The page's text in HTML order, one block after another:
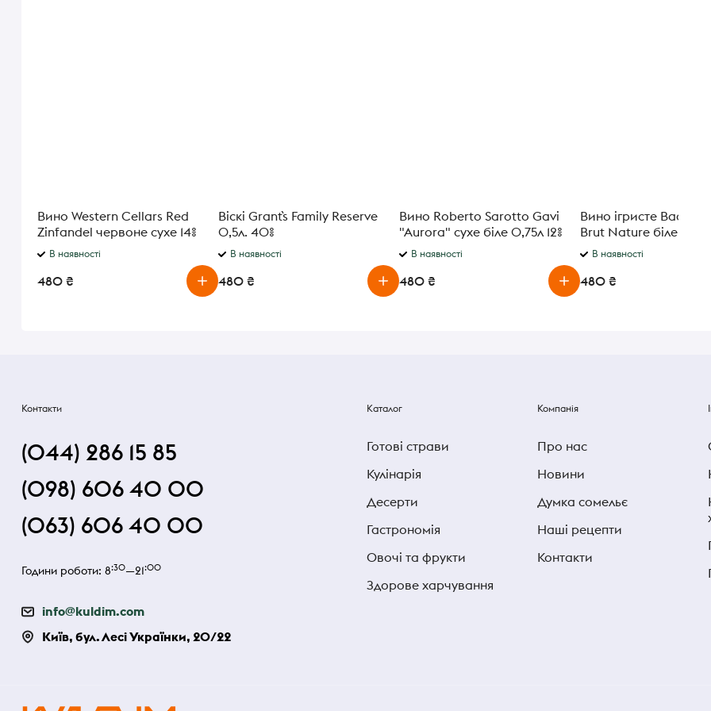
Вино Western Cellars Red
Zinfandel червоне сухе 14%
0,75л
В наявності
480 ₴
Віскі Grant`s Family Reserve
0,5л. 40%
В наявності
480 ₴
Вино Roberto Sarottо Gavi
"Aurora" сухе біле 0,75л 12%
В наявності
480 ₴
Вино ігристе Bach
Brut Nature біле сухе
В наявності
480 ₴
Контакти
(044) 286 15 85
(098) 606 40 00
(063) 606 40 00
Години роботи: 8:30—21:00
info@kuldim.com
Київ, бул. Лесі Українки, 20/22
Каталог
Готові страви
Кулінарія
Десерти
Гастрономія
Овочі та фрукти
Здорове харчування
Компанія
Про нас
Новини
Думка сомельє
Наші рецепти
Контакти